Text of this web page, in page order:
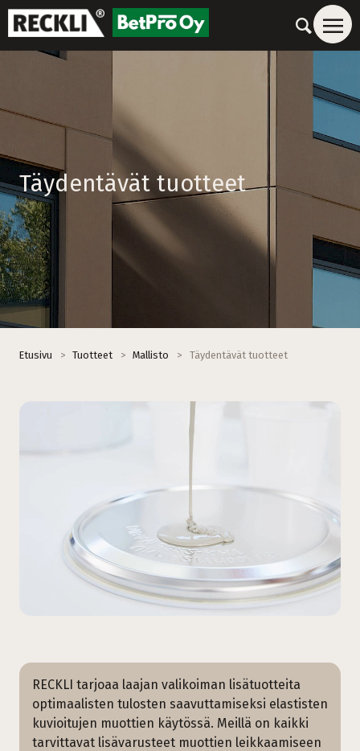
Täydentävät tuotteet
Etusivu > Tuotteet > Mallisto > Täydentävät tuotteet
RECKLI tarjoaa laajan valikoiman lisätuotteita
optimaalisten tulosten saavuttamiseksi elastisten
kuvioitujen muottien käytössä. Meillä on kaikki
tarvittavat lisävarusteet muottien leikkaamiseen